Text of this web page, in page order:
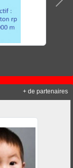
+ de partenaires